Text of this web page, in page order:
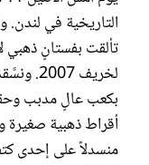
التاريخية في لندن.
تألقت بفستانٍ ذهبي
لخريف
بكعب عالٍ مدبب
أقراط ذهبية صغيرة
منسدلاً على إحدى